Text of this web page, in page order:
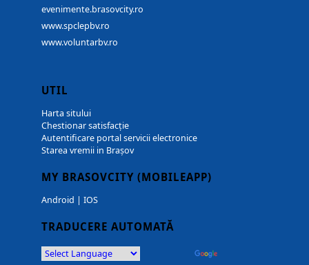
evenimente.brasovcity.ro
www.spclepbv.ro
www.voluntarbv.ro
UTIL
Harta sitului
Chestionar satisfacție
Autentificare portal servicii electronice
Starea vremii in Brașov
MY BRASOVCITY (MOBILEAPP)
Android | IOS
TRADUCERE AUTOMATĂ